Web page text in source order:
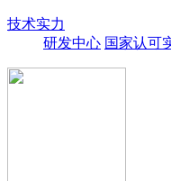
技术实力
研发中心 国家认可